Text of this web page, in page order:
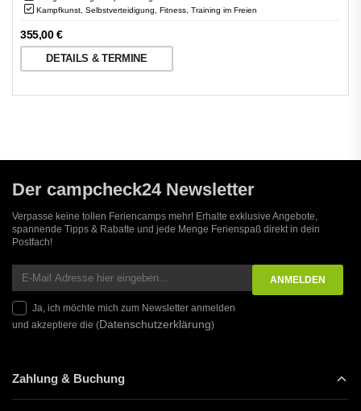
Kampfkunst, Selbstverteidigung, Fitness, Training im Freien
355,00€
DETAILS & TERMINE
Der campcheck24 Newsletter
Verpasse keine tollen Feriencamps mehr! Erhalte exklusive Angebote,
spannende Tipps & Rabatte und jede Menge Ferienspaß direkt in dein
Postfach!
Ja, ich möchte mich zum Newsletter anmelden
und akzeptiere die (Datenschutzerklärung)
Zahlung & Buchung